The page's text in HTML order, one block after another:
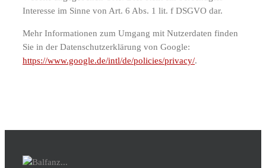
Interesse im Sinne von Art. 6 Abs. 1 lit. f DSGVO dar.
Mehr Informationen zum Umgang mit Nutzerdaten finden
Sie in der Datenschutzerklärung von Google:
https://www.google.de/intl/de/policies/privacy/.